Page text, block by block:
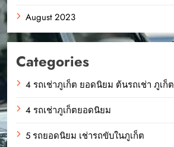
August 2023
Categories
4 รถเช่าภูเก็ต ยอดนิยม ต้นรถเช่า ภูเก็ต
4 รถเช่าภูเก็ตยอดนิยม
5 รถยอดนิยม เช่ารถขับในภูเก็ต